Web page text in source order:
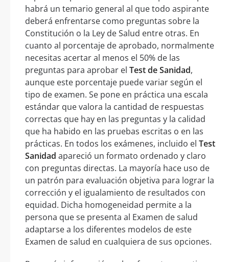
habrá un temario general al que todo aspirante
deberá enfrentarse como preguntas sobre la
Constitución o la Ley de Salud entre otras. En
cuanto al porcentaje de aprobado, normalmente
necesitas acertar al menos el 50% de las
preguntas para aprobar el Test de Sanidad,
aunque este porcentaje puede variar según el
tipo de examen. Se pone en práctica una escala
estándar que valora la cantidad de respuestas
correctas que hay en las preguntas y la calidad
que ha habido en las pruebas escritas o en las
prácticas. En todos los exámenes, incluido el Test
Sanidad apareció un formato ordenado y claro
con preguntas directas. La mayoría hace uso de
un patrón para evaluación objetiva para lograr la
corrección y el igualamiento de resultados con
equidad. Dicha homogeneidad permite a la
persona que se presenta al Examen de salud
adaptarse a los diferentes modelos de este
Examen de salud en cualquiera de sus opciones.